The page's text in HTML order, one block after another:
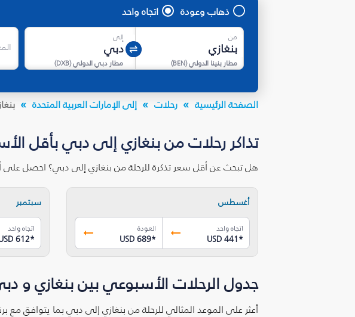
ذهاب وعودة اتجاه واحد
من
مطار بنينا الدولي(
BEN
)
إلى
مطار دبي الدولي(
DXB
)
الصفحة الرئيسية رحلات إلى الإمارات العربية المتحدة
تذاكر رحلات من بنغازي إلى دبي بأقل
هل تبحث عن أقل سعر تذكرة للرحلة من بنغازي إلى دبي؟ احصل على
أغسطس
اتجاه واحد
USD 441*
العودة
USD 689*
سبتمبر
اتجاه واحد
612*
جدول الرحلات الأسبوعي بين بنغازي و
أعثر على الموعد المثالي للرحلة من بنغازي إلى دبي بما يتوافق مع